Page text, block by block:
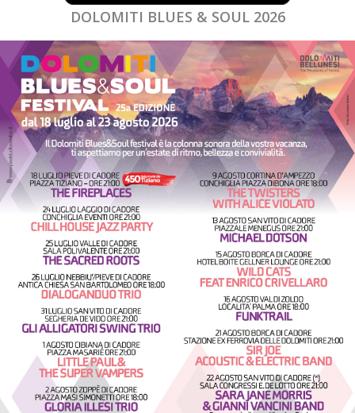
DOLOMITI BLUES & SOUL 2026